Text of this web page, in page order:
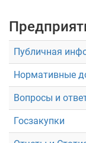
Публичная
Нормативные
Вопросы и
Госзакупки